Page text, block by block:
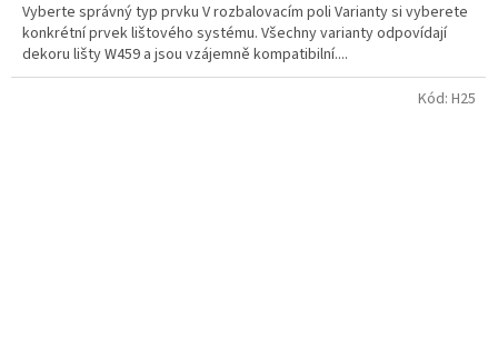
Vyberte správný typ prvku V rozbalovacím poli Varianty si vyberete
konkrétní prvek lištového systému. Všechny varianty odpovídají
dekoru lišty W459 a jsou vzájemně kompatibilní....
Kód: H25